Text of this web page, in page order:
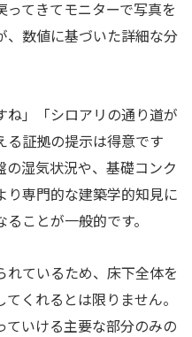
てきてモニターで写真を
、数値に基づいた詳細な分
」「シロアリの通り道が
る証拠の提示は得意です
湿気状況や、基礎コンク
り専門的な建築学的知見に
ことが一般的です。
れているため、床下全体を
くれるとは限りません。
ていける主要な部分のみの